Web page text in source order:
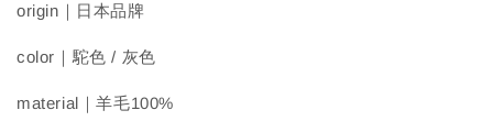
origin｜日本品牌
color｜駝色 / 灰色
material｜羊毛100%